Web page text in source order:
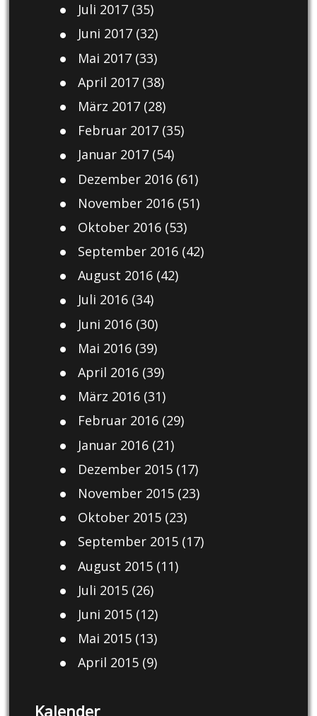
Juli 2017(35)
Juni 2017(32)
Mai 2017(33)
April 2017(38)
März 2017(28)
Februar 2017(35)
Januar 2017(54)
Dezember 2016(61)
November 2016(51)
Oktober 2016(53)
September 2016(42)
August 2016(42)
Juli 2016(34)
Juni 2016(30)
Mai 2016(39)
April 2016(39)
März 2016(31)
Februar 2016(29)
Januar 2016(21)
Dezember 2015(17)
November 2015(23)
Oktober 2015(23)
September 2015(17)
August 2015(11)
Juli 2015(26)
Juni 2015(12)
Mai 2015(13)
April 2015(9)
Kalender